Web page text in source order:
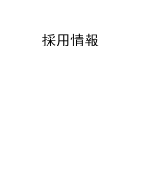
採用情報